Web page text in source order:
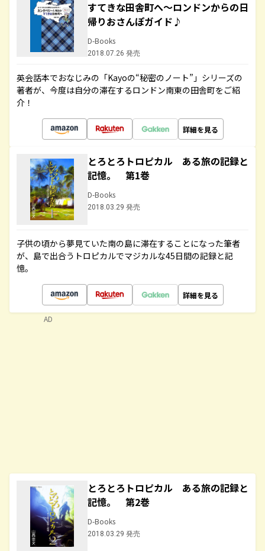
すてきな田舎町へ～ロンドンからの日
帰りおさんぽガイド♪
D-Books
2018.07.26 発売
英会話本でおなじみの「Kayoの“秘密のノート”」シリーズの
著者が、今度は自分の滞在するロンドン南東の田舎町をご紹
介！
詳細を見る
とろとろトロピカル ある旅の記録と
記憶。 第1巻
D-Books
2018.03.29 発売
子供の頃から夢見ていた南の島に滞在することになった筆者
が、島で出合うトロピカルでマジカルな45日間の記録と記
憶。
詳細を見る
とろとろトロピカル ある旅の記録と
記憶。 第2巻
D-Books
2018.03.29 発売
AD